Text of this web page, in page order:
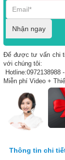
Nhận ngay
Để được tư vấn chi
với chúng tôi:
Hotline:0972138988
Miễn phí Video +
Thông tin chi